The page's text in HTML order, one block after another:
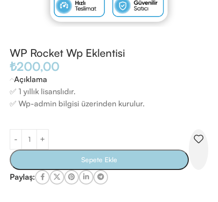
WP Rocket Wp Eklentisi
₺200,00
Açıklama
✅ 1 yıllık lisanslıdır.
✅ Wp-admin bilgisi üzerinden kurulur.
Sepete Ekle
Paylaş: